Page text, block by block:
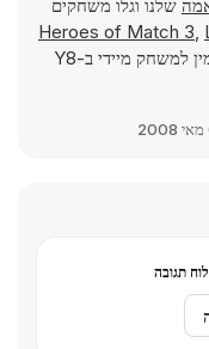
שלנו וגלו משחקים
Heroes of Match 3,
- הכל זמין למשחק מיידי ב-Y8
תגובה